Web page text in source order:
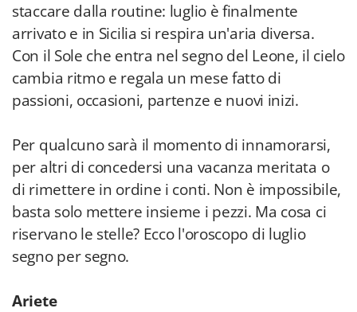
staccare dalla routine: luglio è finalmente
arrivato e in Sicilia si respira un'aria diversa.
Con il Sole che entra nel segno del Leone, il cielo
cambia ritmo e regala un mese fatto di
passioni, occasioni, partenze e nuovi inizi.
Per qualcuno sarà il momento di innamorarsi,
per altri di concedersi una vacanza meritata o
di rimettere in ordine i conti. Non è impossibile,
basta solo mettere insieme i pezzi. Ma cosa ci
riservano le stelle? Ecco l'oroscopo di luglio
segno per segno.
Ariete